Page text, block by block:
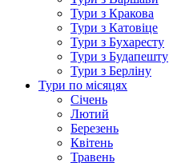
Тури з Кракова
Тури з Катовіце
Тури з Бухаресту
Тури з Будапешту
Тури з Берліну
Тури по місяцях
Січень
Лютий
Березень
Квітень
Травень